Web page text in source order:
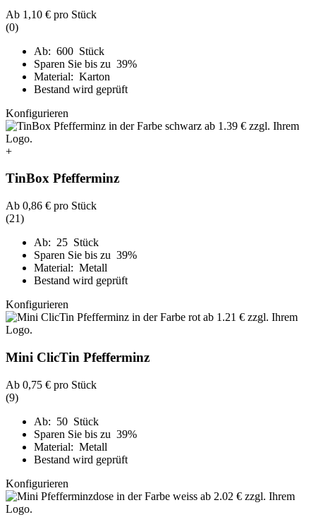
Ab 1,10 € pro Stück
(0)
Ab: 600 Stück
Sparen Sie bis zu 39%
Material: Karton
Bestand wird geprüft
Konfigurieren
+
TinBox Pfefferminz
Ab 0,86 € pro Stück
(21)
Ab: 25 Stück
Sparen Sie bis zu 39%
Material: Metall
Bestand wird geprüft
Konfigurieren
Mini ClicTin Pfefferminz
Ab 0,75 € pro Stück
(9)
Ab: 50 Stück
Sparen Sie bis zu 39%
Material: Metall
Bestand wird geprüft
Konfigurieren